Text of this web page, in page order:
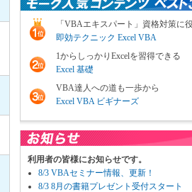
「VBAエキスパート」資格対策に
即効テクニック Excel VBA
1からしっかりExcelを習得できる
Excel 基礎
VBA達人への道も一歩から
Excel VBA ビギナーズ
利用者の皆様にお知らせです。
8/3 VBAセミナー情報、更新！
8/3 8月の書籍プレゼント受付スタート